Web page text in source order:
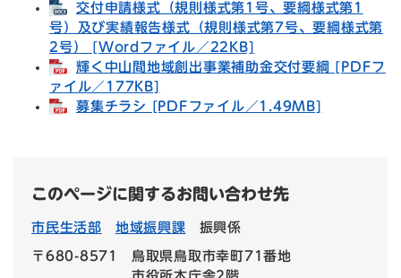
交付申請様式（規則様式第1号、要綱様式第1
号）及び実績報告様式（規則様式第7号、要綱様式第
2号） [Wordファイル／22KB]
輝く中山間地域創出事業補助金交付要綱 [PDFフ
ァイル／177KB]
募集チラシ [PDFファイル／1.49MB]
このページに関するお問い合わせ先
市民生活部 地域振興課 振興係
〒680-8571
鳥取県鳥取市幸町71番地